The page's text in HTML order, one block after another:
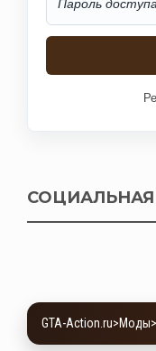
GTA-Action.ru>Моды>